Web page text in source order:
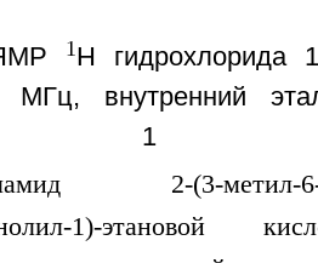
1 H гидрохлорида
МГц, внутренний
1